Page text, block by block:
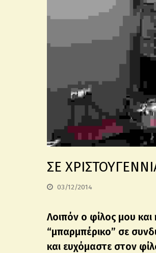
ΣΕ
03/12/2014
Λοιπόν ο φίλος μου και
“μπαρμπέρικο” σε
και ευχόμαστε στον